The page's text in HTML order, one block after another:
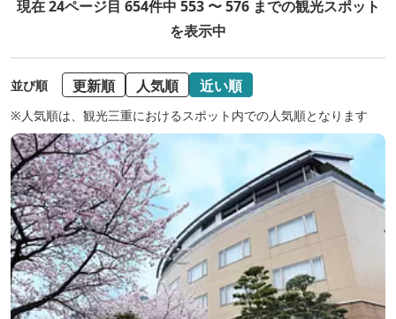
現在 24ページ目 654件中 553 〜 576 までの観光スポット
を表示中
並び順 更新順 人気順 近い順
※人気順は、観光三重におけるスポット内での人気順となります